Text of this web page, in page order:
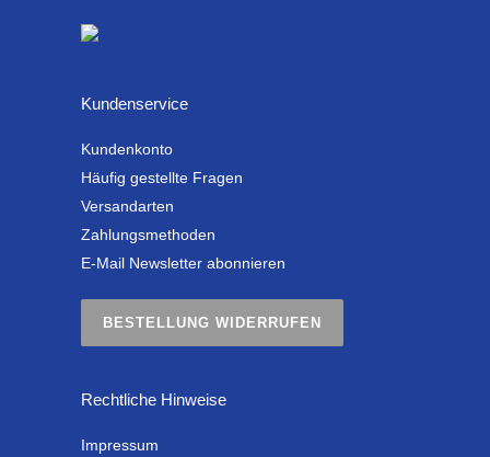
Kundenservice
Kundenkonto
Häufig gestellte Fragen
Versandarten
Zahlungsmethoden
E-Mail Newsletter abonnieren
BESTELLUNG WIDERRUFEN
Rechtliche Hinweise
Impressum